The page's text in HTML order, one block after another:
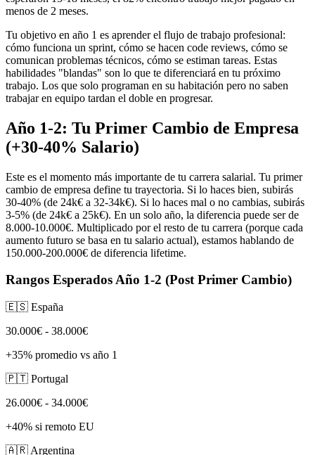
menos de 2 meses.
Tu objetivo en año 1 es aprender el flujo de trabajo profesional:
cómo funciona un sprint, cómo se hacen code reviews, cómo se
comunican problemas técnicos, cómo se estiman tareas. Estas
habilidades "blandas" son lo que te diferenciará en tu próximo
trabajo. Los que solo programan en su habitación pero no saben
trabajar en equipo tardan el doble en progresar.
Año 1-2: Tu Primer Cambio de Empresa
(+30-40% Salario)
Este es el momento más importante de tu carrera salarial. Tu primer
cambio de empresa define tu trayectoria. Si lo haces bien, subirás
30-40% (de 24k€ a 32-34k€). Si lo haces mal o no cambias, subirás
3-5% (de 24k€ a 25k€). En un solo año, la diferencia puede ser de
8.000-10.000€. Multiplicado por el resto de tu carrera (porque cada
aumento futuro se basa en tu salario actual), estamos hablando de
150.000-200.000€ de diferencia lifetime.
Rangos Esperados Año 1-2 (Post Primer Cambio)
🇪🇸 España
30.000€ - 38.000€
+35% promedio vs año 1
🇵🇹 Portugal
26.000€ - 34.000€
+40% si remoto EU
🇦🇷 Argentina